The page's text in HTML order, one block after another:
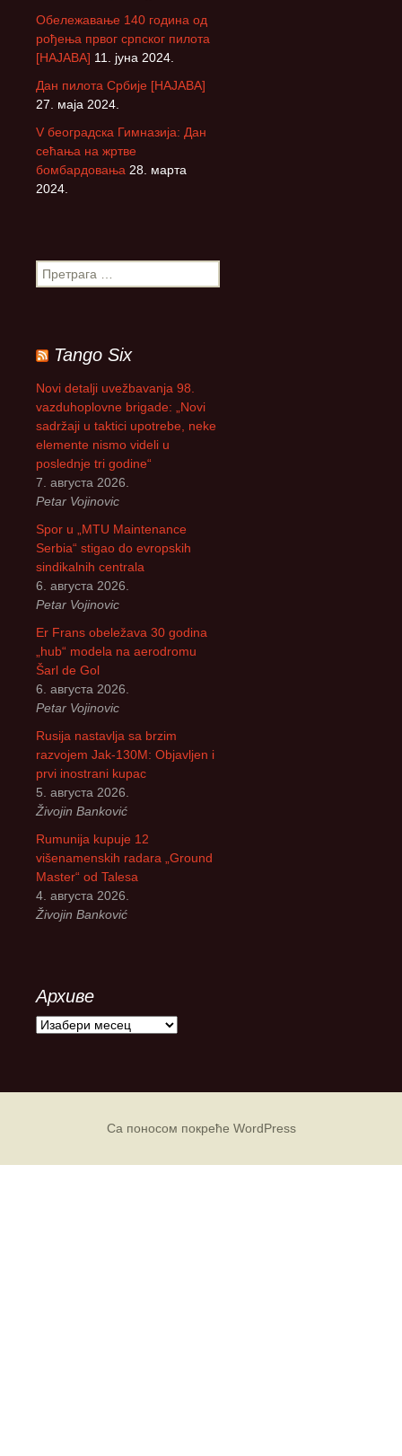
Обележавање 140 година од
рођења првог српског пилота
[НАЈАВА] 11. јуна 2024.
Дан пилота Србије [НАЈАВА]
27. маја 2024.
V београдска Гимназија: Дан
сећања на жртве
бомбардовања 28. марта
2024.
П
р
а
г
Tango Six
Novi detalji uvežbavanja 98.
vazduhoplovne brigade: „Novi
sadržaji u taktici upotrebe, neke
elemente nismo videli u
poslednje tri godine“
7. августа 2026.
Petar Vojinovic
Spor u „MTU Maintenance
Serbia“ stigao do evropskih
sindikalnih centrala
6. августа 2026.
Petar Vojinovic
Er Frans obeležava 30 godina
„hub“ modela na aerodromu
Šarl de Gol
6. августа 2026.
Petar Vojinovic
Rusija nastavlja sa brzim
razvojem Jak-130M: Objavljen i
prvi inostrani kupac
5. августа 2026.
Živojin Banković
Rumunija kupuje 12
višenamenskih radara „Ground
Master“ od Talesa
4. августа 2026.
Živojin Banković
Архиве
А
Са поносом покреће WordPress